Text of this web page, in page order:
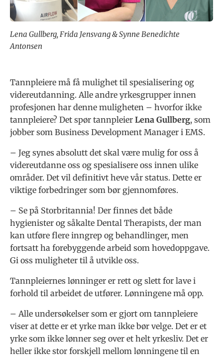
Lena Gullberg, Frida Jensvang & Synne Benedichte
Antonsen
Tannpleiere må få mulighet til spesialisering og
videreutdanning. Alle andre yrkesgrupper innen
profesjonen har denne muligheten – hvorfor ikke
tannpleiere? Det spør tannpleier Lena Gullberg, som
jobber som Business Development Manager i EMS.
– Jeg synes absolutt det skal være mulig for oss å
videreutdanne oss og spesialisere oss innen ulike
områder. Det vil definitivt heve vår status. Dette er
viktige forbedringer som bør gjennomføres.
– Se på Storbritannia! Der finnes det både
hygienister og såkalte Dental Therapists, der man
kan utføre flere inngrep og behandlinger, men
fortsatt ha forebyggende arbeid som hovedoppgave.
Gi oss muligheter til å utvikle oss.
Tannpleiernes lønninger er rett og slett for lave i
forhold til arbeidet de utfører. Lønningene må opp.
– Alle undersøkelser som er gjort om tannpleiere
viser at dette er et yrke man ikke bør velge. Det er et
yrke som ikke lønner seg over et helt yrkesliv. Det er
heller ikke stor forskjell mellom lønningene til en